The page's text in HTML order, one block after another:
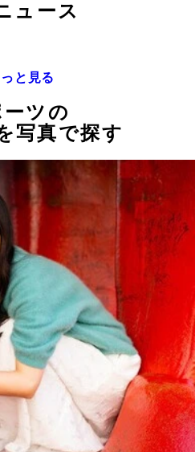
ュース
と見る
ツの
写真で探す